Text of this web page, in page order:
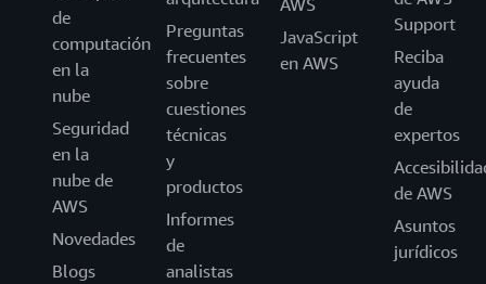
de
computación
en la
nube
Seguridad
en la
nube de
AWS
Novedades
Blogs
Preguntas
frecuentes
sobre
cuestiones
técnicas
y
productos
Informes
de
analistas
AWS
JavaScript
en AWS
Support
Reciba
ayuda
de
expertos
de AWS
Asuntos
jurídicos